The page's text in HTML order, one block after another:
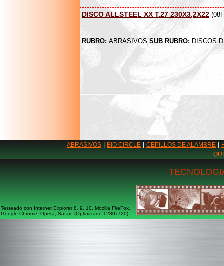
DISCO ALLSTEEL XX T.27 230X3,2X22
RUBRO: ABRASIVOSSUB RUBRO: DISCOS
ABRASIVOS BIO CIRCLE CEPILLOS DE ALAMBRE
Testeado con Internet Explorer 8, 9, 10, Mozilla FireFox,
Google Chrome, Opera, Safari. (Optimizado 1280x720)